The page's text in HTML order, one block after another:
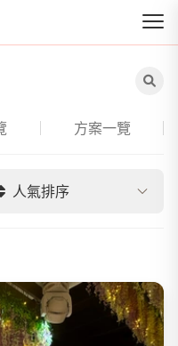
集
方案一覽
人氣排序